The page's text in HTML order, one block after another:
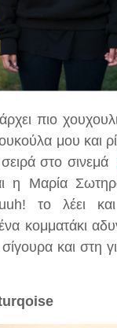
πιο
μου και
στο σινεμά
η Μαρία
το λέει
κομματάκι
σίγουρα και στη